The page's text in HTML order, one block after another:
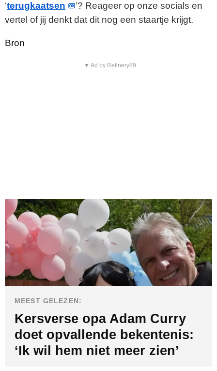
‘terugkaatsen
’? Reageer op onze socials en
vertel of jij denkt dat dit nog een staartje krijgt.
Bron
▼ Ad by Refinery89
MEEST GELEZEN:
Kersverse opa Adam Curry
doet opvallende bekentenis:
‘Ik wil hem niet meer zien’